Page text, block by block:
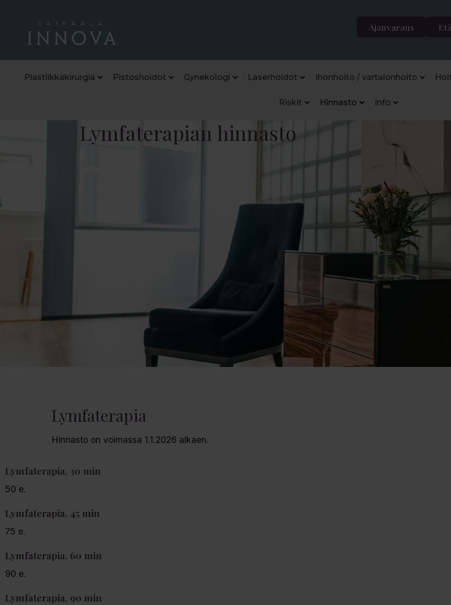
Ajanvaraus
Plastiikkakirurgia Pistoshoidot Gynekologi Laserhoidot Ihonhoito / vartalonhoito
Riskit Hinnasto Info
Lymfaterapian hinnasto
Lymfaterapia
Hinnasto on voimassa 1.1.2026 alkaen.
Lymfaterapia, 30 min
50 e.
Lymfaterapia, 45 min
75 e.
Lymfaterapia, 60 min
90 e.
Lymfaterapia, 90 min